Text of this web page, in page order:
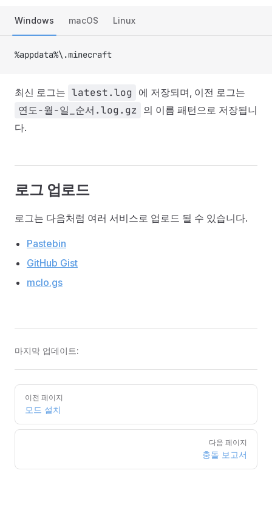
Windows macOS Linux
%appdata%\.minecraft
최신 로그는 latest.log 에 저장되며, 이전 로그는
연도-월-일_순서.log.gz 의 이름 패턴으로 저장됩니
다.
로그 업로드
로그는 다음처럼 여러 서비스로 업로드 될 수 있습니다.
Pastebin
GitHub Gist
mclo.gs
마지막 업데이트:
Pager
이전 페이지
모드 설치
다음 페이지
충돌 보고서